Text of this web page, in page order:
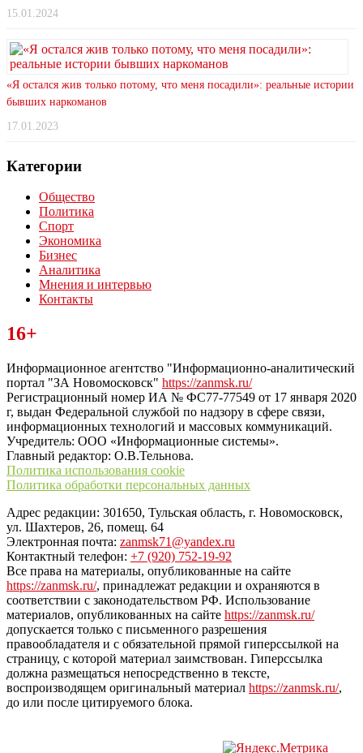
15.01.2024
«Я остался жив только потому, что меня посадили»: реальные истории
бывших наркоманов
17.01.2023
Категории
Общество
Политика
Спорт
Экономика
Бизнес
Аналитика
Мнения и интервью
Контакты
Читайте последние новости дня в Тульской области на сайте
“ЗаНовомосковск”
16+
Информационное агентство "Информационно-аналитический
портал "ЗА Новомосковск" https://zanmsk.ru/
Регистрационный номер ИА № ФС77-77549 от 17 января 2020
г, выдан Федеральной службой по надзору в сфере связи,
информационных технологий и массовых коммуникаций.
Учредитель: ООО «Информационные системы».
Главный редактор: О.В.Тельнова.
Политика использования cookie
Политика обработки персональных данных
Адрес редакции: 301650, Тульская область, г. Новомосковск,
ул. Шахтеров, 26, помещ. 64
Электронная почта: zanmsk71@yandex.ru
Контактный телефон: +7 (920) 752-19-92
Все права на материалы, опубликованные на сайте
https://zanmsk.ru/, принадлежат редакции и охраняются в
соответствии с законодательством РФ. Использование
материалов, опубликованных на сайте https://zanmsk.ru/
допускается только с письменного разрешения
правообладателя и с обязательной прямой гиперссылкой на
страницу, с которой материал заимствован. Гиперссылка
должна размещаться непосредственно в тексте,
воспроизводящем оригинальный материал https://zanmsk.ru/,
до или после цитируемого блока.